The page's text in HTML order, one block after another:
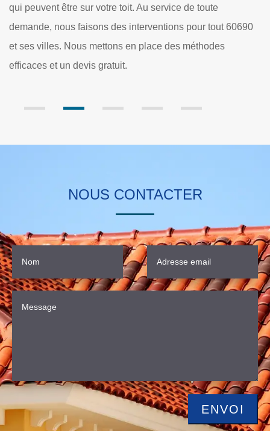
des prestations fiables et assurées pour toute demande.
Notre objectif est de fournir des méthodes efficaces pour
réaliser une vérification parfaite de votre toiture. Le devis
vérification est gratuit et sans engagement.
NOUS CONTACTER